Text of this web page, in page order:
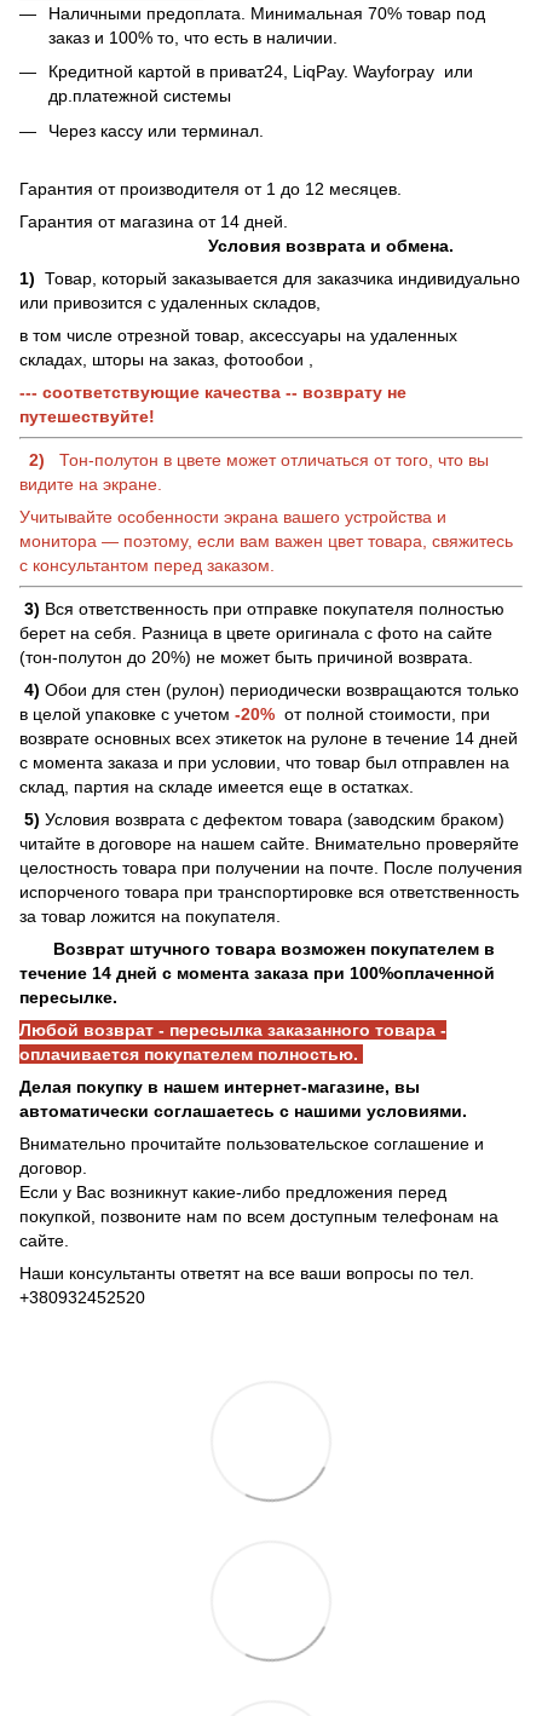
Наличными предоплата. Минимальная 70% товар под
заказ и 100% то, что есть в наличии.
Кредитной картой в приват24, LiqPay. Wayforpay или
др.платежной системы
Через кассу или терминал.
Гарантия от производителя от 1 до 12 месяцев.
Гарантия от магазина от 14 дней.
Условия возврата и обмена.
1) Товар, который заказывается для заказчика индивидуально
или привозится с удаленных складов,
в том числе отрезной товар, аксессуары на удаленных
складах, шторы на заказ, фотообои ,
--- соответствующие качества -- возврату не
путешествуйте!
2)
Тон-полутон в цвете может отличаться от того, что вы
видите на экране.
Учитывайте особенности экрана вашего устройства и
монитора — поэтому, если вам важен цвет товара, свяжитесь
с консультантом перед заказом.
3) Вся ответственность при отправке покупателя полностью
берет на себя. Разница в цвете оригинала с фото на сайте
(тон-полутон до 20%) не может быть причиной возврата.
4) Обои для стен (рулон) периодически возвращаются только
в целой упаковке с учетом -20% от полной стоимости, при
возврате основных всех этикеток на рулоне в течение 14 дней
с момента заказа и при условии, что товар был отправлен на
склад, партия на складе имеется еще в остатках.
5) Условия возврата с дефектом товара (заводским браком)
читайте в договоре на нашем сайте. Внимательно проверяйте
целостность товара при получении на почте. После получения
испорченого товара при транспортировке вся ответственность
за товар ложится на покупателя.
Возврат штучного товара возможен покупателем в
течение 14 дней с момента заказа при 100%оплаченной
пересылке.
Любой возврат - пересылка заказанного товара -
оплачивается покупателем полностью.
Делая покупку в нашем интернет-магазине, вы
автоматически соглашаетесь с нашими условиями.
Внимательно прочитайте пользовательское соглашение и
договор.
Если у Вас возникнут какие-либо предложения перед
покупкой, позвоните нам по всем доступным телефонам на
сайте.
Наши консультанты ответят на все ваши вопросы по тел.
+380932452520